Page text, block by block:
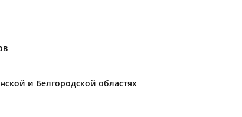
и Белгородской областях